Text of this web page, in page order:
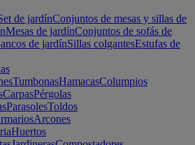
de jardínConjuntos de mesas y sillas de
Mesas de jardínConjuntos de sofás de
de jardínSillas colgantesEstufas de
TumbonasHamacasColumpios
CarpasPérgolas
ParasolesToldos
Arcones
Huertos